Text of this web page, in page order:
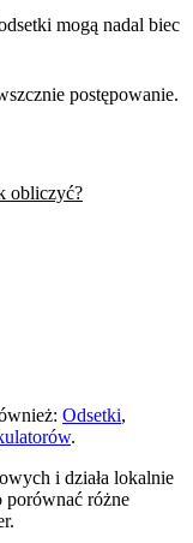
mogą nadal biec
postępowanie.
obliczyć?
Odsetki,
.
i działa lokalnie
porównać różne